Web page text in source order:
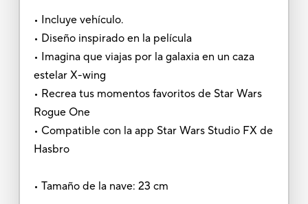
• Incluye vehículo.
• Diseño inspirado en la película
• Imagina que viajas por la galaxia en un caza
estelar X-wing
• Recrea tus momentos favoritos de Star Wars
Rogue One
• Compatible con la app Star Wars Studio FX de
Hasbro
• Tamaño de la nave: 23 cm